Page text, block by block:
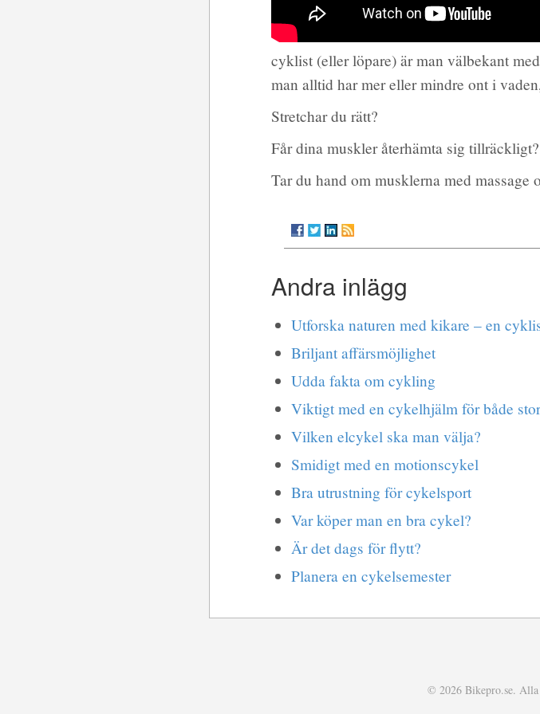
cyklist (eller löpare) är man välbekant
man alltid har mer eller mindre ont i
Stretchar du rätt?
Får dina muskler återhämta sig tillräckligt?
Tar du hand om musklerna med massage
Andra inlägg
Utforska naturen med kikare – en
Briljant affärsmöjlighet
Udda fakta om cykling
Viktigt med en cykelhjälm för både
Vilken elcykel ska man välja?
Smidigt med en motionscykel
Bra utrustning för cykelsport
Var köper man en bra cykel?
Är det dags för flytt?
Planera en cykelsemester
© 2026 Bikepro.se.